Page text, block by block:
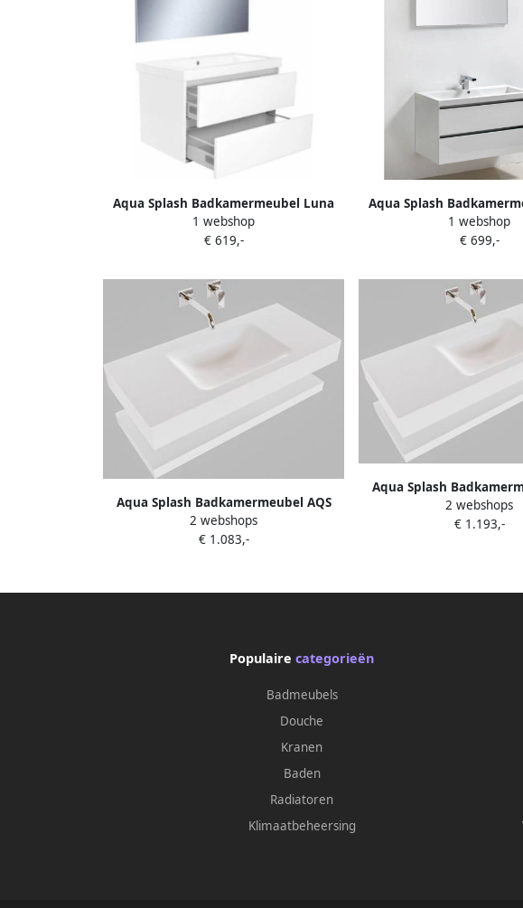
Aqua Splash Badkamermeubel Luna
80X47 Wit
1 webshop
€ 619,-
Aqua Splash
100X47 Wit
1 webshop
€ 699,-
Aqua Splash Badkamermeubel AQS
Ibiza 100 cm met Planchet Solid
Surface Mat Wit Badmeubel Ibiza 100
2 webshops
€ 1.083,-
Aqua Splash
Ibiza 120 cm met
Surface Mat Wit
2 webshops
€ 1.193,-
Populaire categorieën
Badmeubels
Douche
Kranen
Baden
Radiatoren
Klimaatbeheersing